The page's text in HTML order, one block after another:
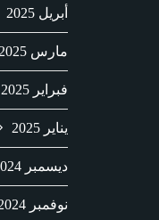
أبريل 2025
مارس 2025
فبراير 2025
يناير 2025
ديسمبر 2024
نوفمبر 2024